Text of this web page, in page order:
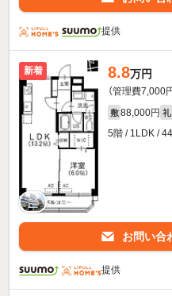
提供
新着 8.8万円
（管理費7,000円
敷 88,000円 礼
5階 / 1LDK /
お問い合
提供